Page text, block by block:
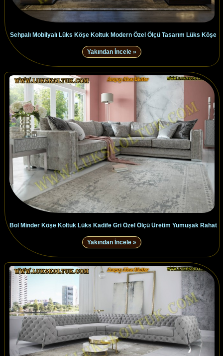
Sehpalı Mobilyalı Lüks Köşe Koltuk Modern Özel Ölçü Tasarım Lüks Köşe
Yakından İncele »
Bol Minder Köşe Koltuk Lüks Kadife Gri Özel Ölçü Üretim Yumuşak Rahat
Yakından İncele »